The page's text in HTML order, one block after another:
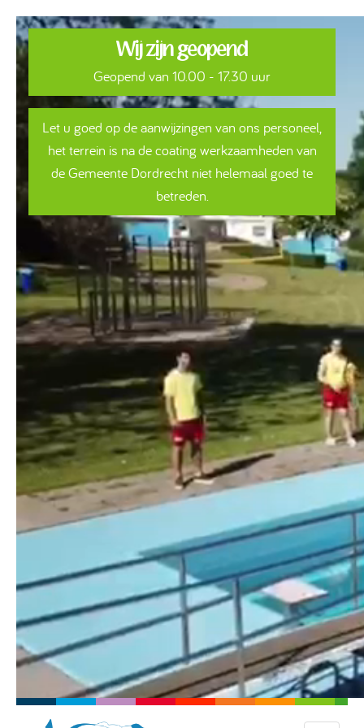
Wij zijn geopend
Geopend van 10.00 - 17.30 uur
Let u goed op de aanwijzingen van ons personeel,
het terrein is na de coating werkzaamheden van
de Gemeente Dordrecht niet helemaal goed te
betreden.